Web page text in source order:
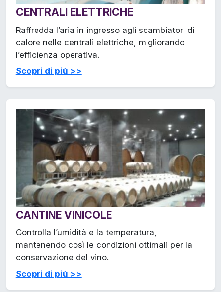
CENTRALI ELETTRICHE
Raffredda l’aria in ingresso agli scambiatori di
calore nelle centrali elettriche, migliorando
l’efficienza operativa.
Scopri di più >>
CANTINE VINICOLE
Controlla l’umidità e la temperatura,
mantenendo così le condizioni ottimali per la
conservazione del vino.
Scopri di più >>